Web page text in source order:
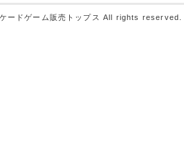
ードゲーム販売トップス All rights reserved.